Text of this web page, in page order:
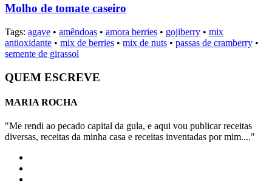
Molho de tomate caseiro
Tags: agave • amêndoas • amora berries • gojiberry • mix
antioxidante • mix de berries • mix de nuts • passas de cramberry •
semente de girassol
QUEM ESCREVE
MARIA ROCHA
"Me rendi ao pecado capital da gula, e aqui vou publicar receitas
diversas, receitas da minha casa e receitas inventadas por mim...."